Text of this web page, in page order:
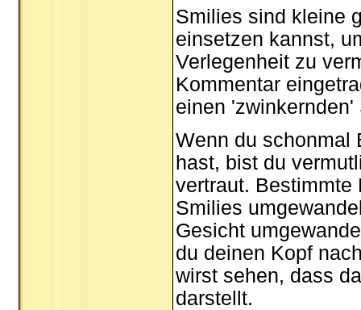
Smilies sind kleine
einsetzen kannst,
Verlegenheit zu
Kommentar
einen
Wenn du schonmal
hast, bist du
vertraut. Bestimmte
Smilies
Gesicht
du deinen Kopf
wirst sehen, dass
darstellt.